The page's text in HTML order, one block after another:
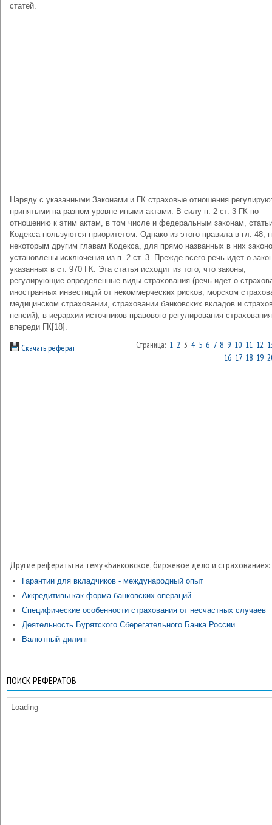
статей.
Наряду с указанными Законами и ГК страховые отношения
принятыми на разном уровне иными актами. В силу п. 2 ст. 3 ГК по
отношению к этим актам, в том числе и федеральным законам,
Кодекса пользуются приоритетом. Однако из этого правила в гл. 48,
некоторым другим главам Кодекса, для прямо названных в них
установлены исключения из п. 2 ст. 3. Прежде всего речь идет о
указанных в ст. 970 ГК. Эта статья исходит из того, что законы,
регулирующие определенные виды страхования (речь идет о
иностранных инвестиций от некоммерческих рисков, морском
медицинском страховании, страховании банковских вкладов и
пенсий), в иерархии источников правового регулирования
впереди ГК[18].
Скачать реферат Страница: 1 2 3 4 5 6 7 8 9 10 11 12
16 17 18 19
Другие рефераты на тему «Банковское, биржевое дело и страхование»:
Гарантии для вкладчиков - международный опыт
Аккредитивы как форма банковских операций
Специфические особенности страхования от несчастных случаев
Деятельность Бурятского Сберегательного Банка России
Валютный дилинг
ПОИСК РЕФЕРАТОВ
Loading